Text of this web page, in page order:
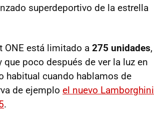
superdeportivo de la estrella
ONE está limitado a 275 unidades,
que poco después de ver la luz en
habitual cuando hablamos de
de ejemplo el nuevo Lamborghini
.